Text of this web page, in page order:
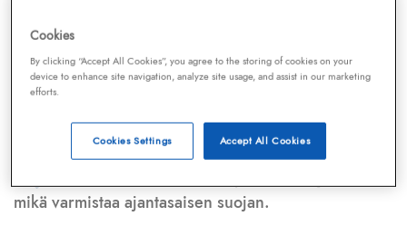
Puhelinnumero
Telemarkkinointiliiton jaKilpi-sovelluksen
tietokannasta, joka kattaa satoja tuhansia
Lisäksi tunnistamme automaattisesti, jos kyseessä on
puhelinhuijarin numero, sähköpostiosoitetai
huijausviesti. Tietokantaamme päivitetään jatkuvasti,
mikä varmistaa ajantasaisen suojan.
Cookies
By clicking “Accept All Cookies”, you agree to the storing of cookies on your
device to enhance site navigation, analyze site usage, and assist in our marketing
efforts.
Accept All Cookies
Cookies Settings